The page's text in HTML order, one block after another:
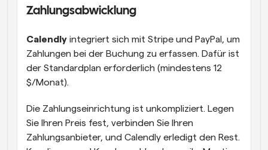
Zahlungsabwicklung
Calendly integriert sich mit Stripe und PayPal, um
Zahlungen bei der Buchung zu erfassen. Dafür ist
der Standardplan erforderlich (mindestens 12
$/Monat).
Die Zahlungseinrichtung ist unkompliziert. Legen
Sie Ihren Preis fest, verbinden Sie Ihren
Zahlungsanbieter, und Calendly erledigt den Rest.